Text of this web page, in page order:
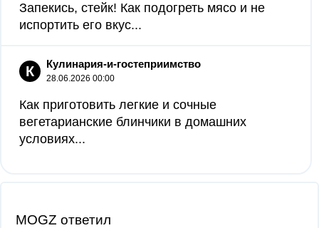
Запекись, стейк! Как подогреть мясо и не
испортить его вкус...
К Кулинария-и-гостеприимство
28.06.2026 00:00
Как приготовить легкие и сочные
вегетарианские блинчики в домашних
условиях...
MOGZ ответил